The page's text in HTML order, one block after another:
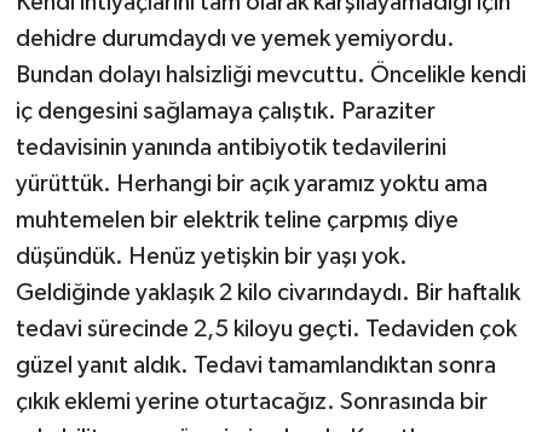
Kendi ihtiyaçlarını tam olarak karşılayamadığı için
dehidre durumdaydı ve yemek yemiyordu.
Bundan dolayı halsizliği mevcuttu. Öncelikle kendi
iç dengesini sağlamaya çalıştık. Paraziter
tedavisinin yanında antibiyotik tedavilerini
yürüttük. Herhangi bir açık yaramız yoktu ama
muhtemelen bir elektrik teline çarpmış diye
düşündük. Henüz yetişkin bir yaşı yok.
Geldiğinde yaklaşık 2 kilo civarındaydı. Bir haftalık
tedavi sürecinde 2,5 kiloyu geçti. Tedaviden çok
güzel yanıt aldık. Tedavi tamamlandıktan sonra
çıkık eklemi yerine oturtacağız. Sonrasında bir